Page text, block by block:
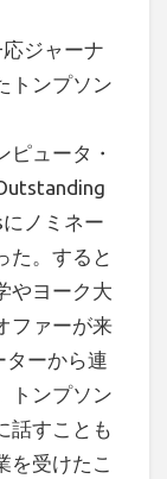
ジャーナ
トンプソン
ピュータ・
ノミネー
た。すると
やヨーク大
ファーが来
ーから連
トンプソン
話すことも
を受けたこ